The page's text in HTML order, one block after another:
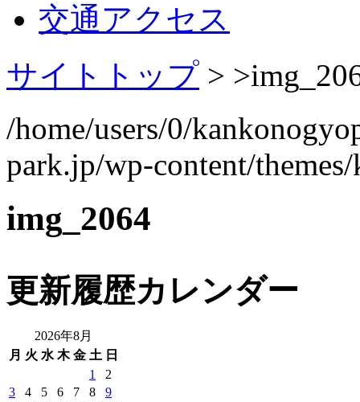
交通アクセス
サイトトップ > >
/home/users/0/
park.jp/wp-content/
img_2064
更新履歴カレンダー
2026年8月
月 火 水 木 金 土 日
1
2
3
4 5 6 7 8
9